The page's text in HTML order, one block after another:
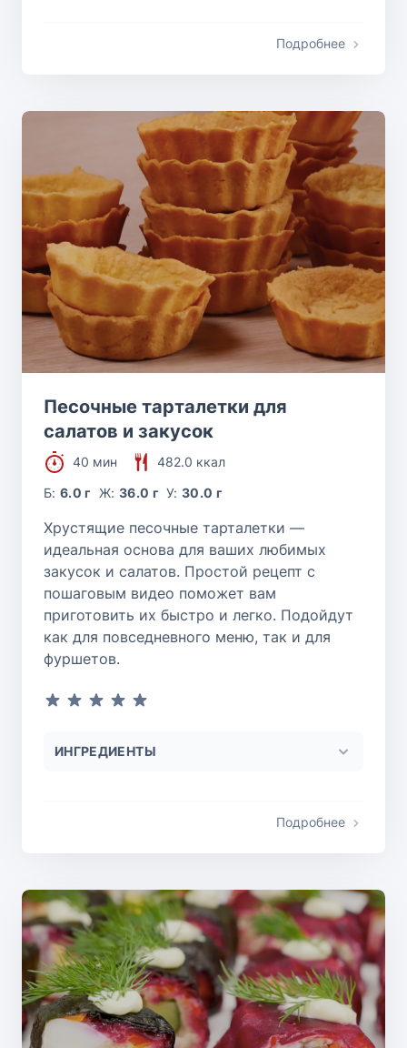
Подробнее
Песочные тарталетки для
салатов и закусок
40 мин
482.0 ккал
Б:6.0 г Ж: 36.0 г У:30.0 г
Хрустящие песочные тарталетки —
идеальная основа для ваших любимых
закусок и салатов. Простой рецепт с
пошаговым видео поможет вам
приготовить их быстро и легко. Подойдут
как для повседневного меню, так и для
фуршетов.
ИНГРЕДИЕНТЫ
Подробнее